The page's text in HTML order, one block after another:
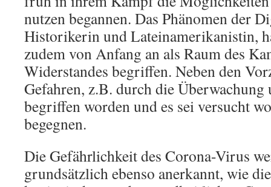
nutzen begannen. Das Phänomen der
Historikerin und Lateinamerikanistin,
zudem von Anfang an als Raum des
Widerstandes begriffen. Neben den
Gefahren, z.B. durch die
begriffen worden und es sei versucht
begegnen.
Die Gefährlichkeit des Corona-Virus
grundsätzlich ebenso anerkannt, wie